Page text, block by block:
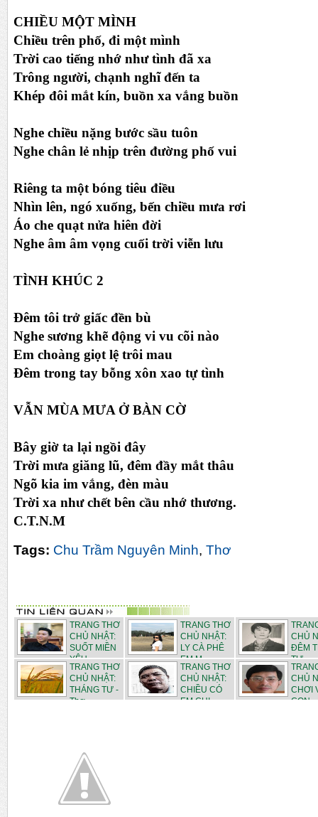
CHIỀU MỘT MÌNH
Chiều trên phố, đi một mình
Trời cao tiếng nhớ như tình đã xa
Trông người, chạnh nghĩ đến ta
Khép đôi mắt kín, buồn xa vắng buồn
Nghe chiều nặng bước sầu tuôn
Nghe chân lẻ nhịp trên đường phố vui
Riêng ta một bóng tiêu điều
Nhìn lên, ngó xuống, bến chiều mưa rơi
Áo che quạt nửa hiên đời
Nghe âm âm vọng cuối trời viễn lưu
TÌNH KHÚC 2
Đêm tôi trở giấc đền bù
Nghe sương khẽ động vi vu cõi nào
Em choàng giọt lệ trôi mau
Đêm trong tay bỗng xôn xao tự tình
VẪN MÙA MƯA Ở BÀN CỜ
Bây giờ ta lại ngồi đây
Trời mưa giăng lũ, đêm đầy mắt thâu
Ngõ kia im vắng, đèn màu
Trời xa như chết bên cầu nhớ thương.
C.T.N.M
Tags: Chu Trầm Nguyên Minh, Thơ
TRANG THƠ
CHỦ NHẬT:
SUỐT MIỀN
YÊU -...
TRANG THƠ
CHỦ NHẬT:
LY CÀ PHÊ
EM M...
CHỦ
ĐÊM
TƯ - ...
TRANG THƠ
CHỦ NHẬT:
THÁNG TƯ -
Thơ ...
TRANG THƠ
CHỦ NHẬT:
CHIỀU CÓ
EM CHI...
CHỦ
CHƠI
CON -